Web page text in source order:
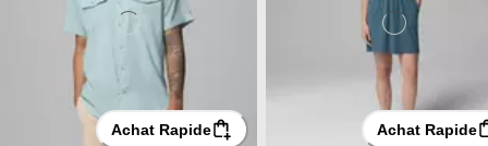
Achat Rapide Achat Rapide